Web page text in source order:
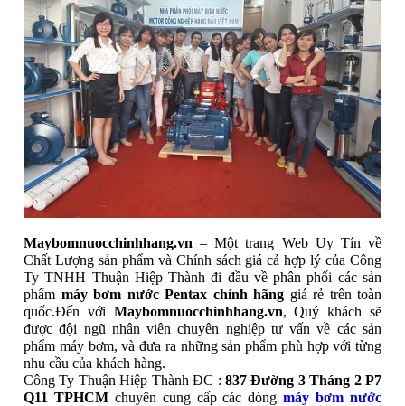
Maybomnuocchinhhang.vn– Một trang Web Uy Tín về
Chất Lượng sản phẩm và Chính sách giá cả hợp lý của Công
Ty TNHH Thuận Hiệp Thành đi đầu về phân phối các sản
phẩm máy bơm nước Pentax chính hãng giá rẻ trên toàn
quốc.Đến với Maybomnuocchinhhang.vn, Quý khách sẽ
được đội ngũ nhân viên chuyên nghiệp tư vấn về các sản
phẩm máy bơm, và đưa ra những sản phẩm phù hợp với từng
nhu cầu của khách hàng.
Công Ty Thuận Hiệp Thành ĐC : 837 Đường 3 Tháng 2 P7
Q11 TPHCM chuyên cung cấp các dòngmáy bơm nước